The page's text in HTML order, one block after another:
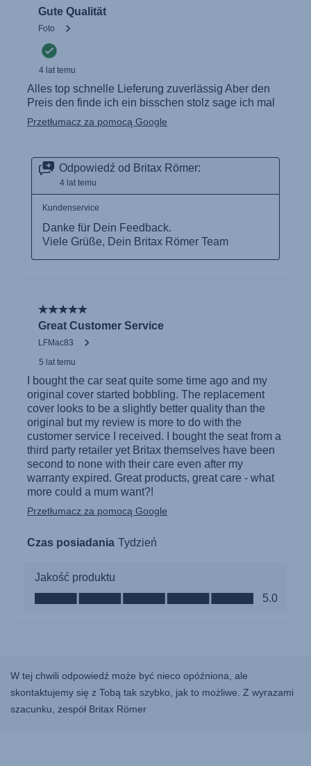
W tej chwili odpowiedź może być nieco opóźniona, ale
skontaktujemy się z Tobą tak szybko, jak to możliwe. Z wyrazami
szacunku, zespół Britax Römer